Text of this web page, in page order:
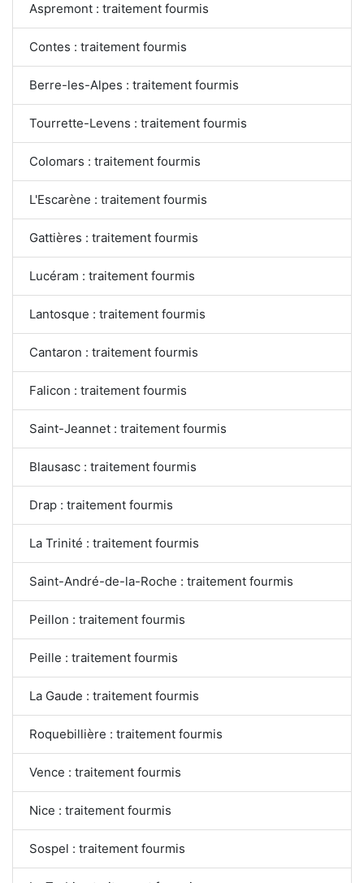
Aspremont : traitement fourmis
Contes : traitement fourmis
Berre-les-Alpes : traitement fourmis
Tourrette-Levens : traitement fourmis
Colomars : traitement fourmis
L'Escarène : traitement fourmis
Gattières : traitement fourmis
Lucéram : traitement fourmis
Lantosque : traitement fourmis
Cantaron : traitement fourmis
Falicon : traitement fourmis
Saint-Jeannet : traitement fourmis
Blausasc : traitement fourmis
Drap : traitement fourmis
La Trinité : traitement fourmis
Saint-André-de-la-Roche : traitement fourmis
Peillon : traitement fourmis
Peille : traitement fourmis
La Gaude : traitement fourmis
Roquebillière : traitement fourmis
Vence : traitement fourmis
Nice : traitement fourmis
Sospel : traitement fourmis